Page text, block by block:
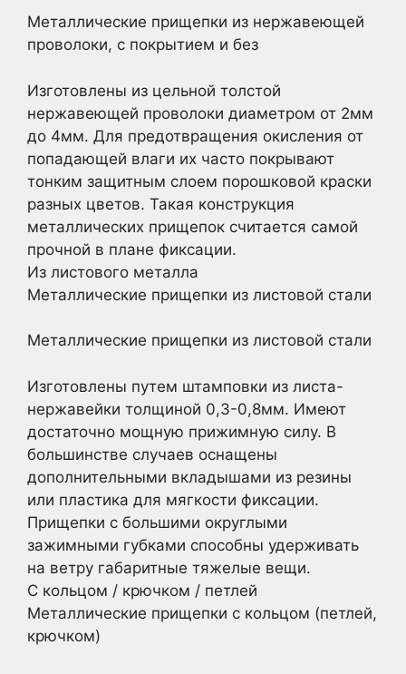
Металлические прищепки из нержавеющей
проволоки, с покрытием и без
Изготовлены из цельной толстой
нержавеющей проволоки диаметром от 2мм
до 4мм. Для предотвращения окисления от
попадающей влаги их часто покрывают
тонким защитным слоем порошковой краски
разных цветов. Такая конструкция
металлических прищепок считается самой
прочной в плане фиксации.
Из листового металла
Металлические прищепки из листовой стали
Металлические прищепки из листовой стали
Изготовлены путем штамповки из листа-
нержавейки толщиной 0,3-0,8мм. Имеют
достаточно мощную прижимную силу. В
большинстве случаев оснащены
дополнительными вкладышами из резины
или пластика для мягкости фиксации.
Прищепки с большими округлыми
зажимными губками способны удерживать
на ветру габаритные тяжелые вещи.
С кольцом / крючком / петлей
Металлические прищепки с кольцом (петлей,
крючком)